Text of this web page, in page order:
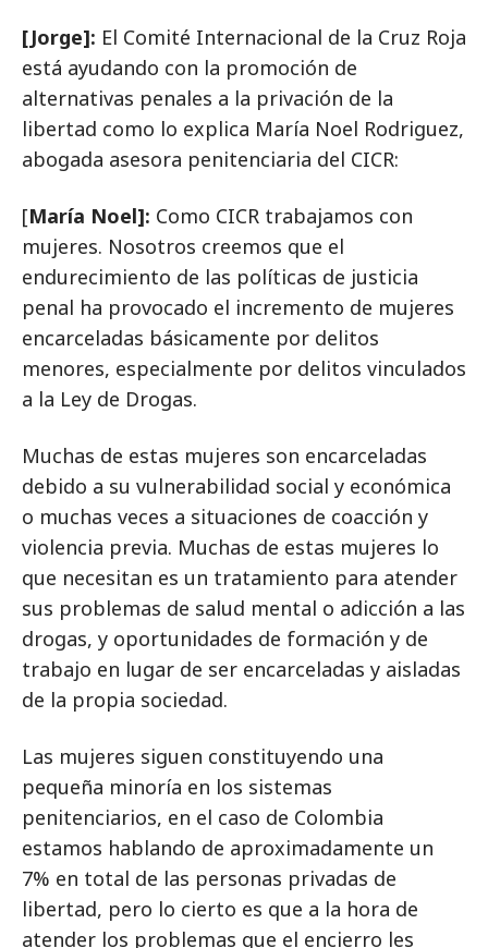
[Jorge]: El Comité Internacional de la Cruz Roja
está ayudando con la promoción de
alternativas penales a la privación de la
libertad como lo explica María Noel Rodriguez,
abogada asesora penitenciaria del CICR:
[María Noel]: Como CICR trabajamos con
mujeres. Nosotros creemos que el
endurecimiento de las políticas de justicia
penal ha provocado el incremento de mujeres
encarceladas básicamente por delitos
menores, especialmente por delitos vinculados
a la Ley de Drogas.
Muchas de estas mujeres son encarceladas
debido a su vulnerabilidad social y económica
o muchas veces a situaciones de coacción y
violencia previa. Muchas de estas mujeres lo
que necesitan es un tratamiento para atender
sus problemas de salud mental o adicción a las
drogas, y oportunidades de formación y de
trabajo en lugar de ser encarceladas y aisladas
de la propia sociedad.
Las mujeres siguen constituyendo una
pequeña minoría en los sistemas
penitenciarios, en el caso de Colombia
estamos hablando de aproximadamente un
7% en total de las personas privadas de
libertad, pero lo cierto es que a la hora de
atender los problemas que el encierro les